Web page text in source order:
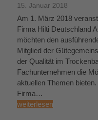
15. Januar 2018
Am 1. März 2018
Firma Hilti Deutschland
möchten den
Mitglied der
der Qualität im
Fachunternehmen die
aktuellen Themen
Firma…
weiterlesen